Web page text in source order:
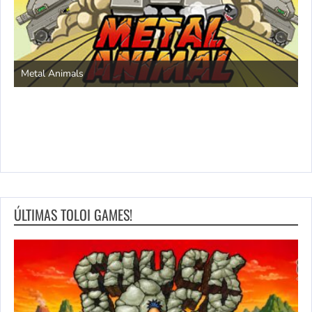
Metal Animals
ÚLTIMAS TOLOI GAMES!